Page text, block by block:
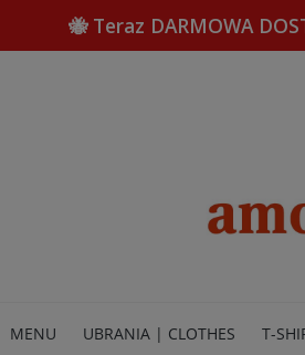
🐝 Teraz DARMOWA
MENU UBRANIA | CLOTHES T-